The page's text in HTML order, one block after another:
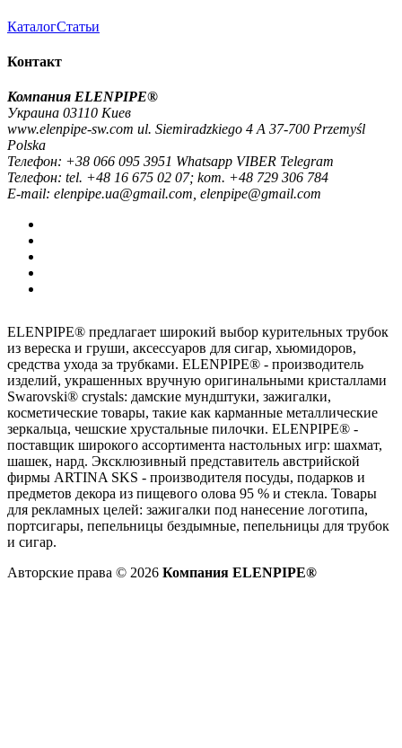
КаталогСтатьи
Контакт
Компания ELENPIPE®
Украина 03110 Киев
www.elenpipe-sw.com ul. Siemiradzkiego 4 A 37-700 Przemyśl
Polska
Телефон: +38 066 095 3951 Whatsapp VIBER Telegram
Телефон: tel. +48 16 675 02 07; kom. +48 729 306 784
E-mail: elenpipe.ua@gmail.com, elenpipe@gmail.com
ELENPIPE® предлагает широкий выбор курительных трубок
из вереска и груши, аксессуаров для сигар, хьюмидоров,
средства ухода за трубками. ELENPIPE® - производитель
изделий, украшенных вручную оригинальными кристаллами
Swarovski® crystals: дамские мундштуки, зажигалки,
косметические товары, такие как карманные металлические
зеркальца, чешские хрустальные пилочки. ELENPIPE® -
поставщик широкого ассортимента настольных игр: шахмат,
шашек, нард. Эксклюзивный представитель австрийской
фирмы ARTINA SKS - производителя посуды, подарков и
предметов декора из пищевого олова 95 % и стекла. Товары
для рекламных целей: зажигалки под нанесение логотипа,
портсигары, пепельницы бездымные, пепельницы для трубок
и сигар.
Авторские права © 2026 Компания ELENPIPE®